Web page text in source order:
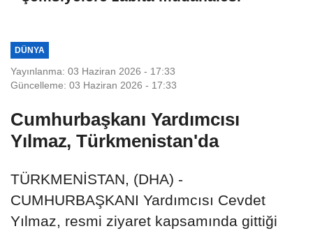
DÜNYA
Yayınlanma: 03 Haziran 2026 - 17:33
Güncelleme: 03 Haziran 2026 - 17:33
Cumhurbaşkanı Yardımcısı
Yılmaz, Türkmenistan'da
TÜRKMENİSTAN, (DHA) -
CUMHURBAŞKANI Yardımcısı Cevdet
Yılmaz, resmi ziyaret kapsamında gittiği